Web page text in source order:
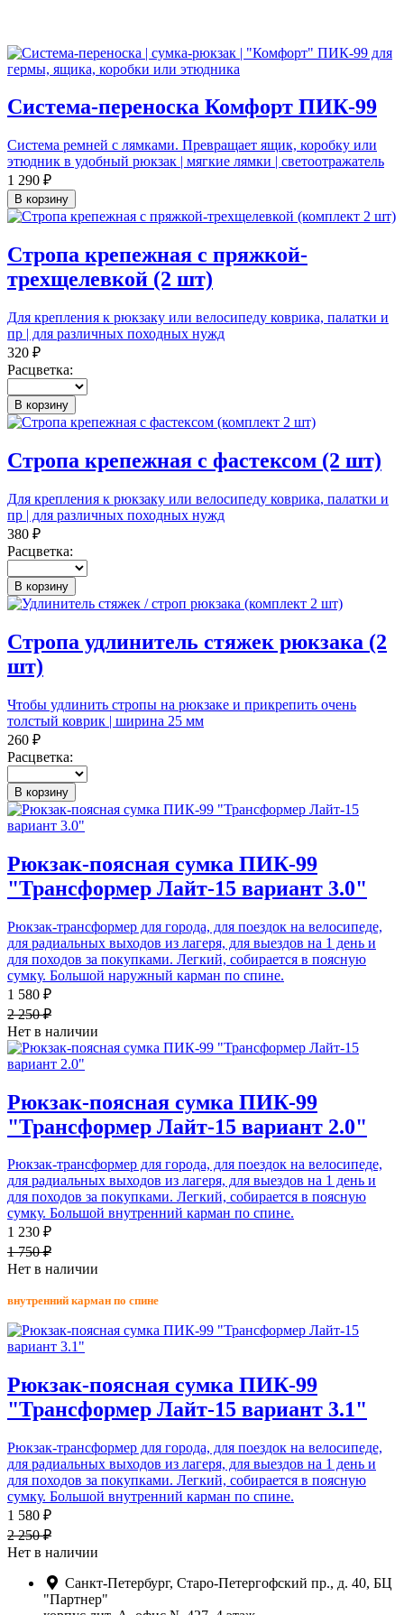
Система-переноска Комфорт ПИК-99
Система ремней с лямками. Превращает ящик, коробку или
этюдник в удобный рюкзак | мягкие лямки | светоотражатель
1 290 ₽
В корзину
Стропа крепежная с пряжкой-
трехщелевкой (2 шт)
Для крепления к рюкзаку или велосипеду коврика, палатки и
пр | для различных походных нужд
320 ₽
Расцветка:
В корзину
Стропа крепежная с фастексом (2 шт)
Для крепления к рюкзаку или велосипеду коврика, палатки и
пр | для различных походных нужд
380 ₽
Расцветка:
В корзину
Стропа удлинитель стяжек рюкзака (2
шт)
Чтобы удлинить стропы на рюкзаке и прикрепить очень
толстый коврик | ширина 25 мм
260 ₽
Расцветка:
В корзину
Рюкзак-поясная сумка ПИК-99
"Трансформер Лайт-15 вариант 3.0"
Рюкзак-трансформер для города, для поездок на велосипеде,
для радиальных выходов из лагеря, для выездов на 1 день и
для походов за покупками. Легкий, собирается в поясную
сумку. Большой наружный карман по спине.
1 580 ₽
2 250 ₽
Нет в наличии
Рюкзак-поясная сумка ПИК-99
"Трансформер Лайт-15 вариант 2.0"
Рюкзак-трансформер для города, для поездок на велосипеде,
для радиальных выходов из лагеря, для выездов на 1 день и
для походов за покупками. Легкий, собирается в поясную
сумку. Большой внутренний карман по спине.
1 230 ₽
1 750 ₽
Нет в наличии
внутренний карман по спине
Рюкзак-поясная сумка ПИК-99
"Трансформер Лайт-15 вариант 3.1"
Рюкзак-трансформер для города, для поездок на велосипеде,
для радиальных выходов из лагеря, для выездов на 1 день и
для походов за покупками. Легкий, собирается в поясную
сумку. Большой внутренний карман по спине.
1 580 ₽
2 250 ₽
Нет в наличии
Санкт-Петербург, Старо-Петергофский пр., д. 40, БЦ
"Партнер"